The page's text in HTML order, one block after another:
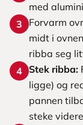
med
3
Forvarm
midt i
ribba seg
4 Stek ribba:
ligge) og
pannen
steke